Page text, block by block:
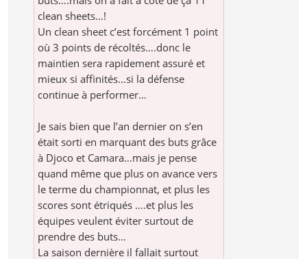
clean sheets…!
Un clean sheet c’est forcément 1 point
où 3 points de récoltés….donc le
maintien sera rapidement assuré et
mieux si affinités…si la défense
continue à performer…
Je sais bien que l’an dernier on s’en
était sorti en marquant des buts grâce
à Djoco et Camara…mais je pense
quand même que plus on avance vers
le terme du championnat, et plus les
scores sont étriqués ….et plus les
équipes veulent éviter surtout de
prendre des buts…
La saison dernière il fallait surtout